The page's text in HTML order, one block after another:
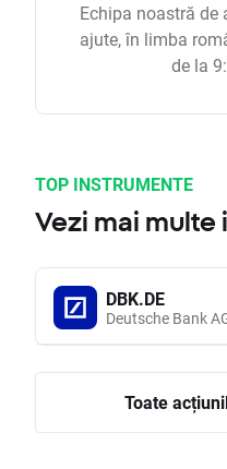
Echipa noastră de
ajute, în limba
de la
TOP INSTRUMENTE
Vezi mai
DBK.DE
Deutsche Bank
Toate